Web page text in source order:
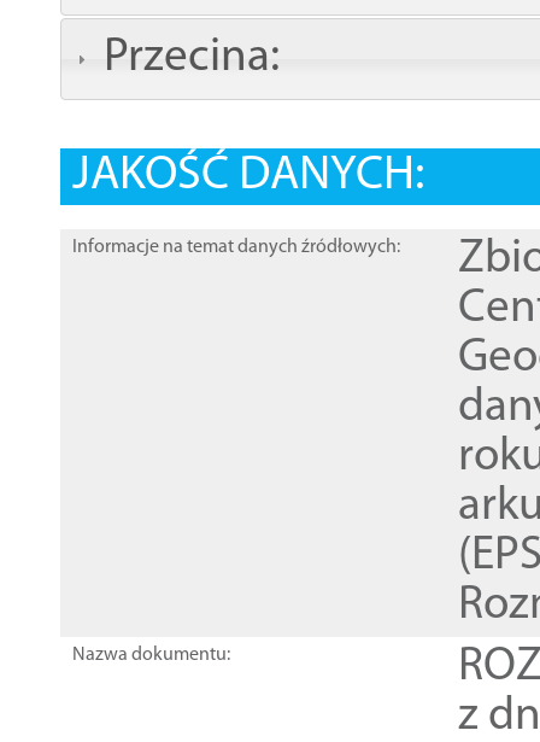
Przecina:
JAKOŚĆ DANYCH:
Informacje na temat danych źródłowych:
Nazwa dokumentu:
z